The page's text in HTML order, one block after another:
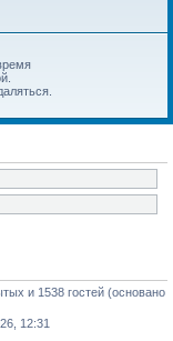
и 1538 гостей (основано
12:31